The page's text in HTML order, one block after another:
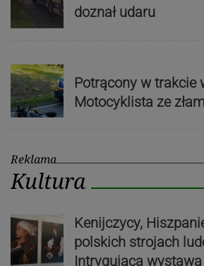
doznał udaru
Potrącony w trakcie
Motocyklista ze
Reklama
Kultura
Kenijczycy,
polskich strojach
Intrygująca wystawa